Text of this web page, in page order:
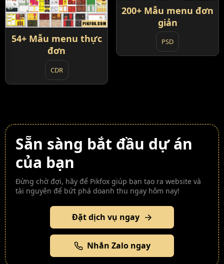
200+ Mẫu menu đơn
giản
PSD
54+ Mẫu menu thực
đơn
CDR
Sẵn sàng bắt đầu dự án
của bạn
Đừng chờ đợi, hãy để Pikfox giúp bạn tạo ra website và
tài nguyên để bứt phá doanh thu ngay hôm nay!
Đặt dịch vụ ngay
Nhắn Zalo ngay